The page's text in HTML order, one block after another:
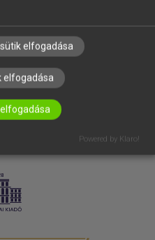
elfogadása
elfogadása
Powered by Klaro!